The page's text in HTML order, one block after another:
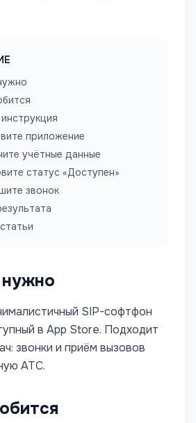
приложение
учётные данные
статус «Доступен»
звонок
SIP-софтфон
в App Store. Подходит
звонки и приём вызовов
АТС.